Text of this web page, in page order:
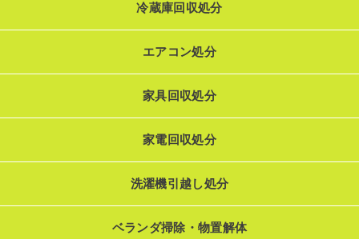
冷蔵庫回収処分
エアコン処分
家具回収処分
家電回収処分
洗濯機引越し処分
ベランダ掃除・物置解体